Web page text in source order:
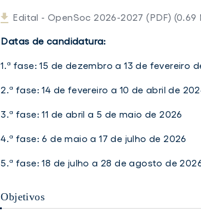
Edital - OpenSoc 2026-2027 (PDF) (0.69
Datas de candidatura:
1.ª fase: 15 de dezembro a 13 de fevereiro
2.ª fase: 14 de fevereiro a 10 de abril de
3.ª fase: 11 de abril a 5 de maio de 2026
4.ª fase: 6 de maio a 17 de julho de 2026
5.ª fase: 18 de julho a 28 de agosto de
Objetivos